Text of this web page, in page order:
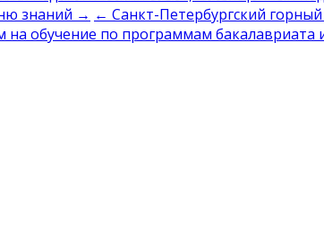
знаний → ← Санкт-Петербургский
обучение по программам бакалавриата